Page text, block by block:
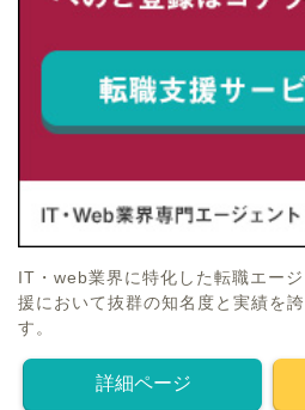
IT・web業界に特化した転職エー
援において抜群の知名度と実績を
す。
詳細ページ